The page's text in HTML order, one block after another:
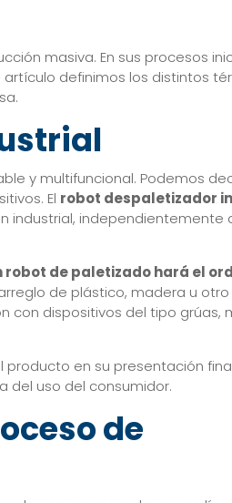
masiva. En sus procesos
artículo definimos los distintos
y multifuncional. Podemos
El robot despaletizador
industrial, independientemente
robot de paletizado hará el
de plástico, madera u
con dispositivos del tipo grúas,
en su presentación
del uso del consumidor.
de